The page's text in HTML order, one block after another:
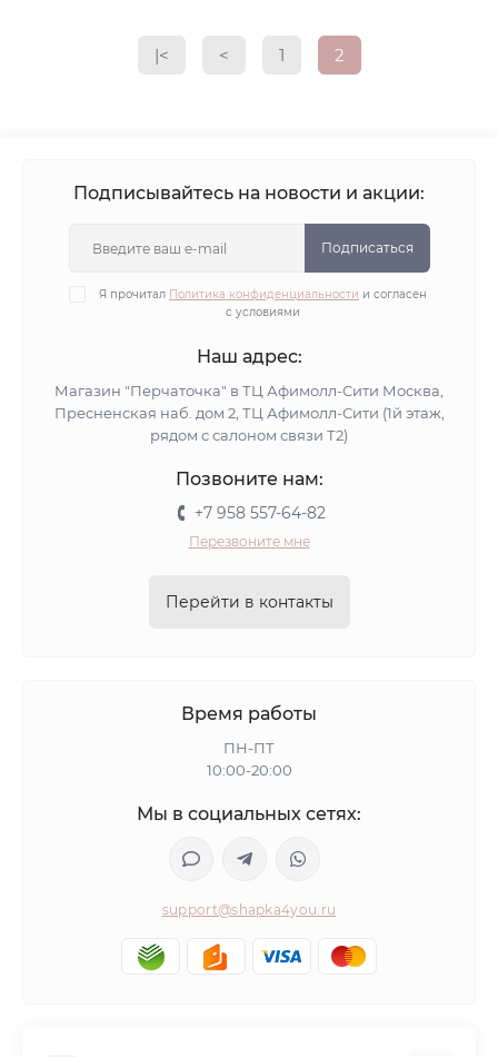
|< < 1 2
Подписывайтесь на новости и акции:
Подписаться
Я прочитал Политика конфиденциальности и согласен
с условиями
Наш адрес:
Магазин "Перчаточка" в ТЦ Афимолл-Сити Москва,
Пресненская наб. дом 2, ТЦ Афимолл-Сити (1й этаж,
рядом с салоном связи Т2)
Позвоните нам:
+7 958 557-64-82
Перезвоните мне
Перейти в контакты
Время работы
ПН-ПТ
10:00-20:00
Мы в социальных сетях:
support@shapka4you.ru